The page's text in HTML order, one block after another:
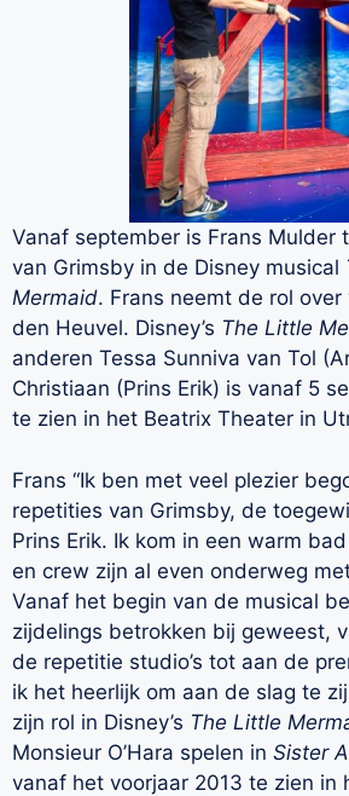
Vanaf september is Frans Mulder
van Grimsby in de Disney musical
Mermaid. Frans neemt de rol
den Heuvel. Disney’s The Little
anderen Tessa Sunniva van Tol
Christiaan (Prins Erik) is vanaf 5
te zien in het Beatrix Theater in
Frans “Ik ben met veel plezier
repetities van Grimsby, de
Prins Erik. Ik kom in een warm
en crew zijn al even onderweg
Vanaf het begin van de musical
zijdelings betrokken bij geweest,
de repetitie studio’s tot aan de
ik het heerlijk om aan de slag te
zijn rol in Disney’s The Little
Monsieur O’Hara spelen in Sister
vanaf het voorjaar 2013 te zien in